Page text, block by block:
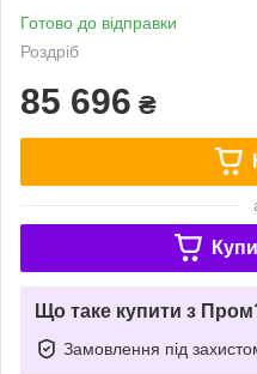
Готово до відправки
Роздріб
85 696 ₴
Що таке купити з
Замовлення під